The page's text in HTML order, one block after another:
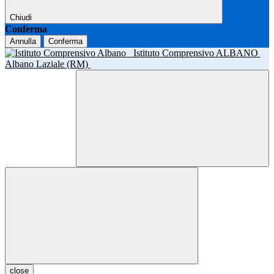
Chiudi
Conferma
Annulla Conferma
Istituto Comprensivo ALBANO
Albano Laziale (RM)
close